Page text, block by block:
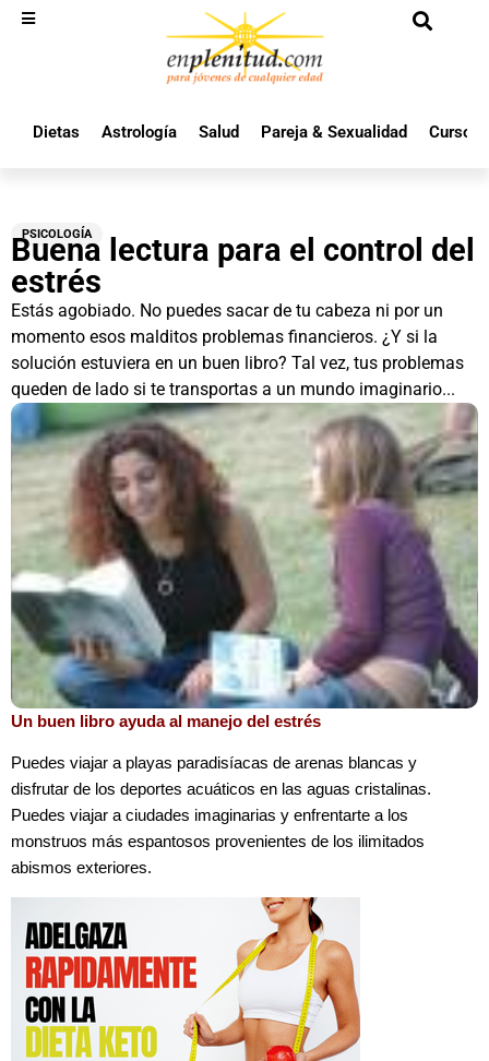
Dietas Astrología Salud Pareja & Sexualidad Cursos
PSICOLOGÍA
Buena lectura para el control del
estrés
Estás agobiado. No puedes sacar de tu cabeza ni por un
momento esos malditos problemas financieros. ¿Y si la
solución estuviera en un buen libro? Tal vez, tus problemas
queden de lado si te transportas a un mundo imaginario...
Un buen libro ayuda al manejo del estrés
Puedes viajar a playas paradisíacas de arenas blancas y
disfrutar de los deportes acuáticos en las aguas cristalinas.
Puedes viajar a ciudades imaginarias y enfrentarte a los
monstruos más espantosos provenientes de los ilimitados
abismos exteriores.